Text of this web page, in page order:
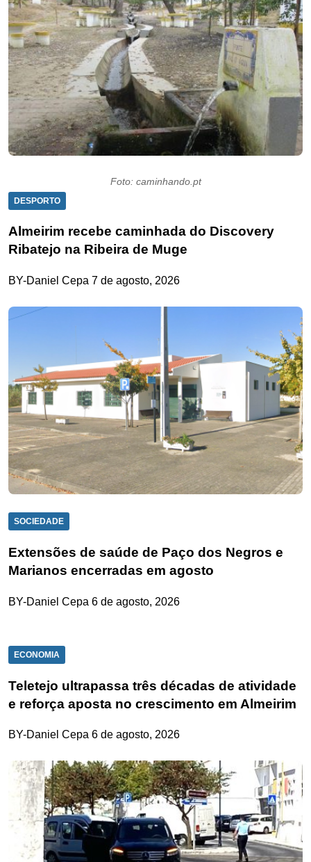
Foto: caminhando.pt
DESPORTO
Almeirim recebe caminhada do Discovery
Ribatejo na Ribeira de Muge
BY-Daniel Cepa 7 de agosto, 2026
SOCIEDADE
Extensões de saúde de Paço dos Negros e
Marianos encerradas em agosto
BY-Daniel Cepa 6 de agosto, 2026
ECONOMIA
Teletejo ultrapassa três décadas de atividade
e reforça aposta no crescimento em Almeirim
BY-Daniel Cepa 6 de agosto, 2026